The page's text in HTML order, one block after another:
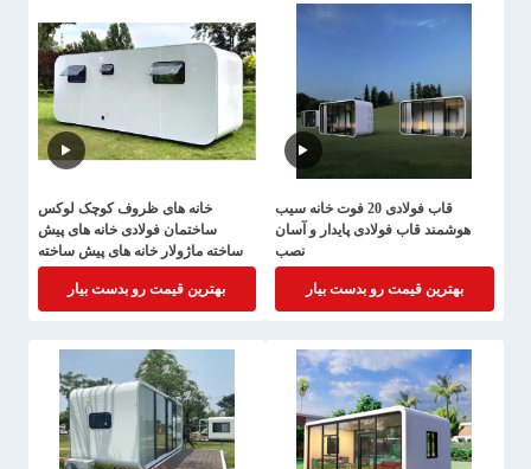
قاب فولادی 20 فوت خانه سیب
هوشمند قاب فولادی پایدار و آسان
نصب
بهترین قیمت رو بدست بیار
خانه های ظروف کوچک لوکس
ساختمان فولادی خانه های پیش
ساخته ماژولار خانه های پیش ساخته
Apple Pod House
بهترین قیمت رو بدست بیار